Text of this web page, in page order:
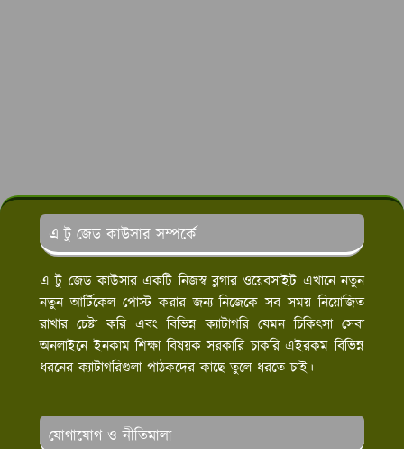
এ টু জেড কাউসার সম্পর্কে
এ টু জেড কাউসার একটি নিজস্ব ব্লগার ওয়েবসাইট এখানে নতুন
নতুন আর্টিকেল পোস্ট করার জন্য নিজেকে সব সময় নিয়োজিত
রাখার চেষ্টা করি এবং বিভিন্ন ক্যাটাগরি যেমন চিকিৎসা সেবা
অনলাইনে ইনকাম শিক্ষা বিষয়ক সরকারি চাকরি এইরকম বিভিন্ন
ধরনের ক্যাটাগরিগুলা পাঠকদের কাছে তুলে ধরতে চাই।
যোগাযোগ ও নীতিমালা